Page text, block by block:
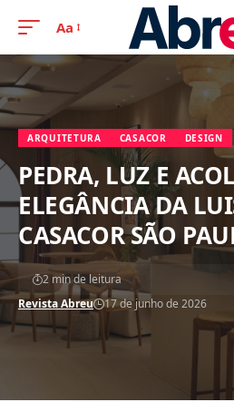
Aa
ARQUITETURA CASACOR DESIGN
PEDRA, LUZ E
ELEGÂNCIA DA
CASACOR SÃO
Revista Abreu 17 de junho de 2026
2 min de leitura